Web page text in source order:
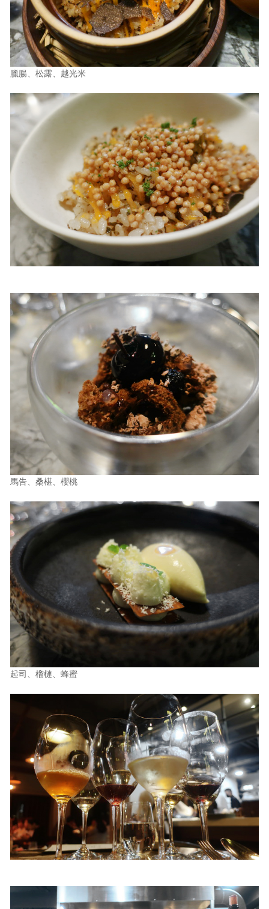
臘腸、松露、越光米
馬告、桑椹、櫻桃
起司、榴槤、蜂蜜